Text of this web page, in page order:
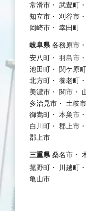
常滑市
武豊町
知立市
刈谷市
岡崎市
幸田町
岐阜県 各務原市
安八町
羽島市
池田町
関ケ原町
北方町
養老町
美濃市
関市
多治見市
土岐市
御嵩町
本巣市
白川町
郡上市
郡上市
三重県 桑名市
菰野町
川越町
亀山市